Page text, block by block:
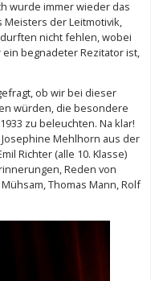
wurde immer wieder das
der Leitmotivik,
nicht fehlen, wobei
begnadeter Rezitator ist,
ob wir bei dieser
würden, die besondere
zu beleuchten. Na klar!
Mehlhorn aus der
Richter (alle 10. Klasse)
Reden von
Thomas Mann, Rolf